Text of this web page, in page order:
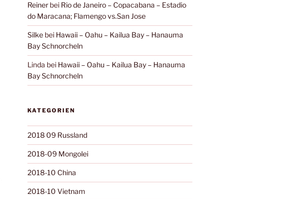
Reinerbei Rio de Janeiro – Copacabana – Estadio
do Maracana; Flamengo vs.San Jose
Silkebei Hawaii – Oahu – Kailua Bay – Hanauma
Bay Schnorcheln
Linda bei Hawaii – Oahu – Kailua Bay – Hanauma
Bay Schnorcheln
KATEGORIEN
2018 09 Russland
2018-09 Mongolei
2018-10 China
2018-10 Vietnam